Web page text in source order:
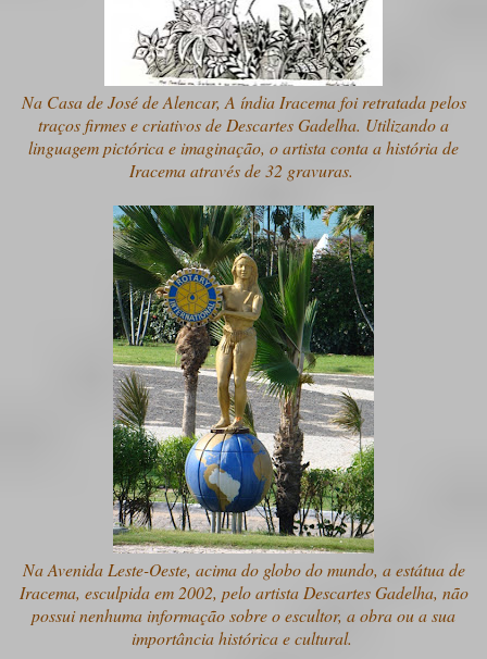
Na Casa de José de Alencar, A índia Iracema foi retratada pelos
traços firmes e criativos de Descartes Gadelha. Utilizando a
linguagem pictórica e imaginação, o artista conta a história de
Iracema através de 32 gravuras.
Na Avenida Leste-Oeste, acima do globo do mundo, a estátua de
Iracema, esculpida em 2002, pelo artista Descartes Gadelha, não
possui nenhuma informação sobre o escultor, a obra ou a sua
importância histórica e cultural.